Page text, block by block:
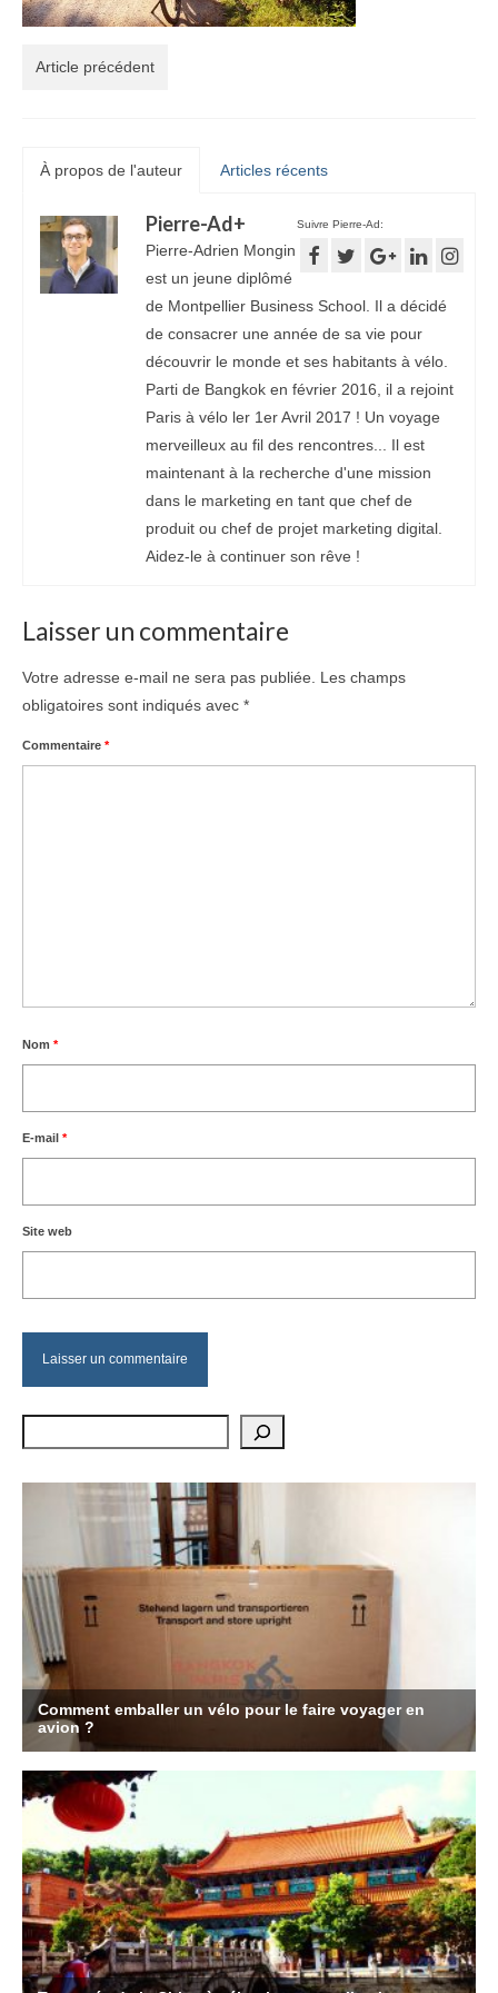
Article précédent
À propos de l'auteur Articles récents
Suivre Pierre-Ad:
Pierre-Ad+
Pierre-Adrien Mongin
est un jeune diplômé
de Montpellier Business School. Il a décidé
de consacrer une année de sa vie pour
découvrir le monde et ses habitants à vélo.
Parti de Bangkok en février 2016, il a rejoint
Paris à vélo ler 1er Avril 2017 ! Un voyage
merveilleux au fil des rencontres... Il est
maintenant à la recherche d'une mission
dans le marketing en tant que chef de
produit ou chef de projet marketing digital.
Aidez-le à continuer son rêve !
Laisser un commentaire
Votre adresse e-mail ne sera pas publiée.
Les champs
obligatoires sont indiqués avec *
Commentaire *
Nom *
E-mail *
Site web